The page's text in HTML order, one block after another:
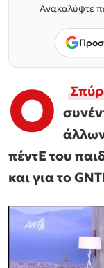
Ανακαλύψτε
Ο
πέντE του
και για το